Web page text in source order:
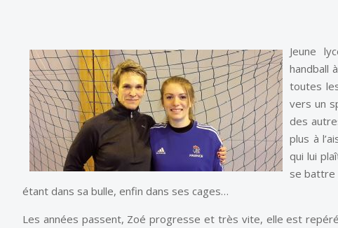
Jeune
handball
toutes
vers un
des
plus à
qui lui
se battre
étant dans sa bulle, enfin dans ses cages…
Les années passent, Zoé progresse et très vite, elle est